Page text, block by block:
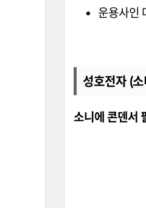
운용사인
성호전자 (
소니에 콘덴서